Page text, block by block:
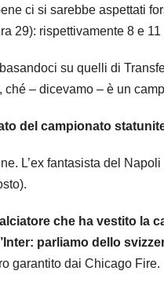
ci si sarebbe aspettati
29): rispettivamente 8 e
su quelli di
– dicevamo – è un
del campionato
L’ex fantasista del
che ha vestito la
parliamo dello
garantito dai Chicago Fire.